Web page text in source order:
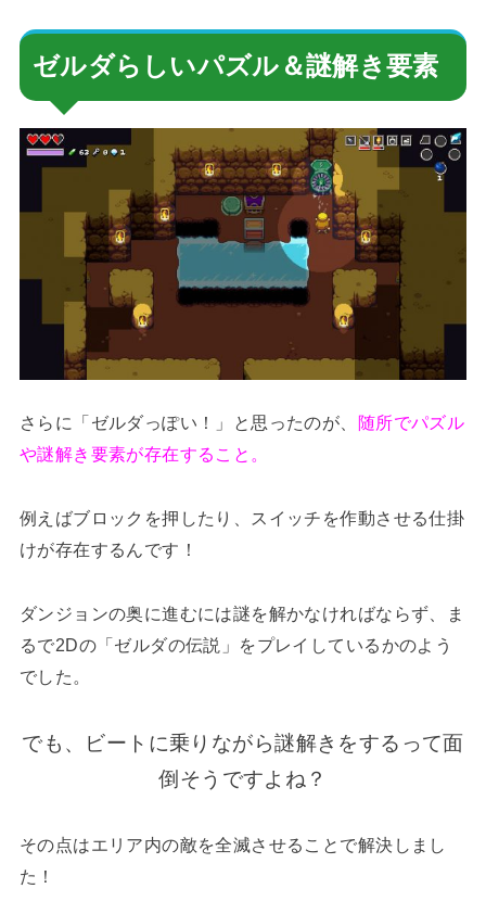
ゼルダらしいパズル＆謎解き要素
さらに「ゼルダっぽい！」と思ったのが、 随所でパズル
や謎解き要素が存在すること。
例えばブロックを押したり、スイッチを作動させる仕掛
けが存在するんです！
ダンジョンの奥に進むには謎を解かなければならず、ま
るで2Dの「ゼルダの伝説」をプレイしているかのよう
でした。
でも、ビートに乗りながら謎解きをするって面
倒そうですよね？
その点はエリア内の敵を全滅させることで解決しまし
た！